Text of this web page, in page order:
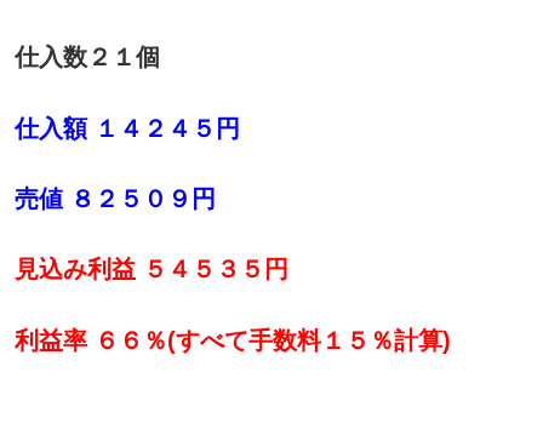
仕入数２１個
仕入額 １４２４５円
売値 ８２５０９円
見込み利益 ５４５３５円
利益率 ６６％(すべて手数料１５％計算)